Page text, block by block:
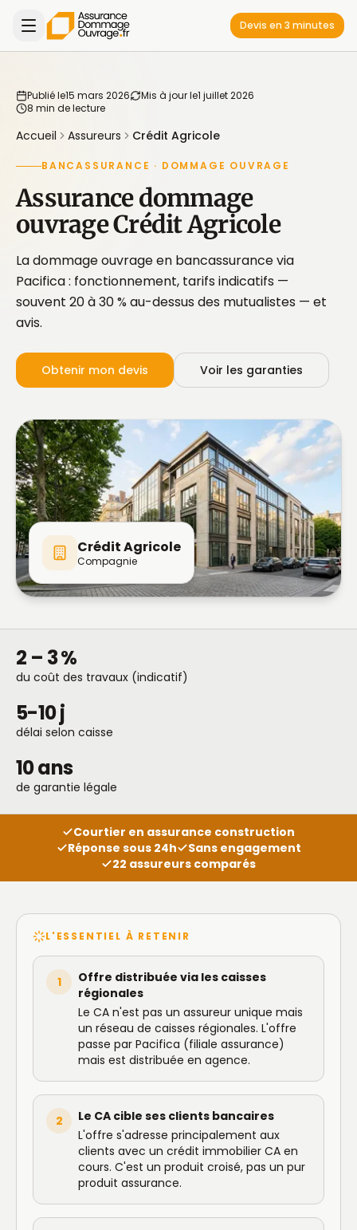
Devis en 3 minutes
Publié le15 mars 2026 Mis à jour le1 juillet 2026
8 min de lecture
Accueil Assureurs Crédit Agricole
BANCASSURANCE · DOMMAGE OUVRAGE
Assurance dommage
ouvrage Crédit Agricole
La dommage ouvrage en bancassurance via
Pacifica : fonctionnement, tarifs indicatifs —
souvent 20 à 30 % au-dessus des mutualistes — et
avis.
Obtenir mon devis Voir les garanties
Crédit Agricole
Compagnie
2 – 3 %
du coût des travaux (indicatif)
5-10 j
délai selon caisse
10 ans
de garantie légale
Courtier en assurance construction
Réponse sous 24h
Sans engagement
22 assureurs comparés
L'ESSENTIEL À RETENIR
1
Offre distribuée via les caisses
régionales
Le CA n'est pas un assureur unique mais
un réseau de caisses régionales. L'offre
passe par Pacifica (filiale assurance)
mais est distribuée en agence.
2
Le CA cible ses clients bancaires
L'offre s'adresse principalement aux
clients avec un crédit immobilier CA en
cours. C'est un produit croisé, pas un pur
produit assurance.